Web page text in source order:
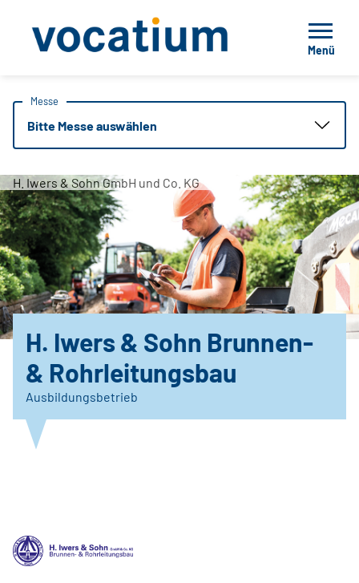
Menü
Messe
Bitte Messe auswählen
H. Iwers & Sohn GmbH und Co. KG
H. Iwers & Sohn Brunnen-
& Rohrleitungsbau
Ausbildungsbetrieb